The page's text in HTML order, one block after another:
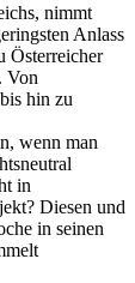
nimmt
Anlass
Österreicher
Von
hin zu
wenn man
in
Diesen und
in seinen